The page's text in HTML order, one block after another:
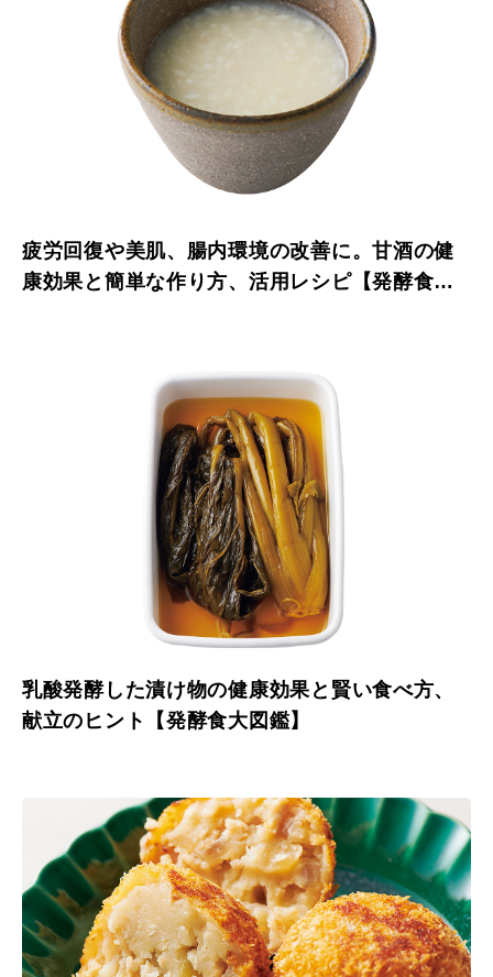
疲労回復や美肌、腸内環境の改善に。甘酒の健
康効果と簡単な作り方、活用レシピ【発酵食大
乳酸発酵した漬け物の健康効果と賢い食べ方、
献立のヒント【発酵食大図鑑】